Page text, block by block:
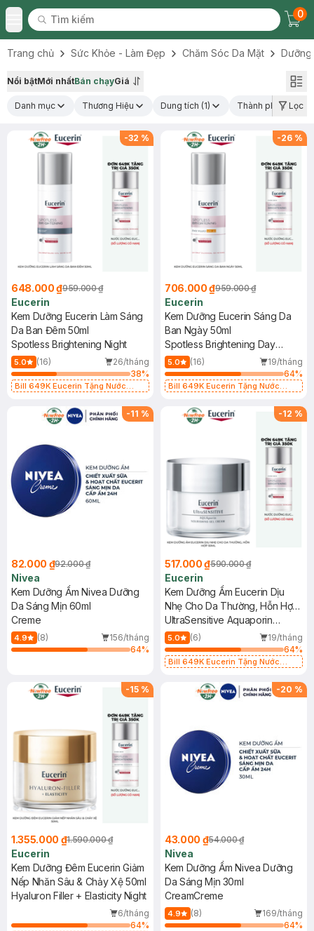
Toggle Menu
Tìm kiếm
Tìm kiếm
0
Trang chủ Sức Khỏe - Làm Đẹp Chăm Sóc Da Mặt Dưỡng
Nổi bậtMới nhấtBán chạyGiá
Danh mục Thương Hiệu Dung tích (1) Thành phần nổi bật
Lọc
-32 %
648.000 ₫959.000 ₫
Eucerin
Kem Dưỡng Eucerin Làm Sáng
Da Ban Đêm 50ml
Spotless Brightening Night
5.0 (16)
26/tháng
38%
Bill 649K Eucerin Tặng Nước
(SL có hạn)
-26 %
706.000 ₫959.000 ₫
Eucerin
Kem Dưỡng Eucerin Sáng Da
Ban Ngày 50ml
Spotless Brightening Day
SPF30
5.0 (16)
19/tháng
64%
Bill 649K Eucerin Tặng Nước
(SL có hạn)
-11 %
82.000 ₫92.000 ₫
Nivea
Kem Dưỡng Ẩm Nivea Dưỡng
Da Sáng Mịn 60ml
Creme
4.9 (8)
156/tháng
64%
-12 %
517.000 ₫590.000 ₫
Eucerin
Kem Dưỡng Ẩm Eucerin Dịu
Nhẹ Cho Da Thường, Hỗn Hợp
50ml
UltraSensitive Aquaporin
Nourishing Gel Cream
5.0 (6)
19/tháng
64%
Bill 649K Eucerin Tặng Nước
(SL có hạn)
-15 %
1.355.000 ₫1.590.000 ₫
Eucerin
Kem Dưỡng Đêm Eucerin Giảm
Nếp Nhăn Sâu & Chảy Xệ 50ml
Hyaluron Filler + Elasticity Night
6/tháng
64%
-20 %
43.000 ₫54.000 ₫
Nivea
Kem Dưỡng Ẩm Nivea Dưỡng
Da Sáng Mịn 30ml
CreamCreme
4.9 (8)
169/tháng
64%